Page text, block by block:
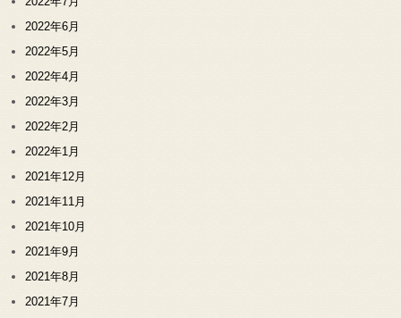
2022年6月
2022年5月
2022年4月
2022年3月
2022年2月
2022年1月
2021年12月
2021年11月
2021年10月
2021年9月
2021年8月
2021年7月